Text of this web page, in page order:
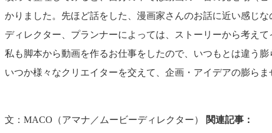
かりました。先ほど話をした、漫画家さんのお話に近い感じな
ディレクター、プランナーによっては、ストーリーから考え
私も脚本から動画を作るお仕事をしたので、いつもとは違う
いつか様々なクリエイターを交えて、企画・アイデアの膨らま
文：MACO（アマナ／ムービーディレクター）
関連記事：